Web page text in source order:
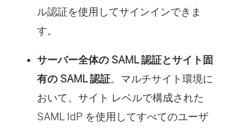
ル認証を使用してサインインできま
す。
サーバー全体の SAML 認証とサイト固
有の SAML 認証。マルチサイト環境に
おいて、サイト レベルで構成された
SAML IdP を使用してすべてのユーザ